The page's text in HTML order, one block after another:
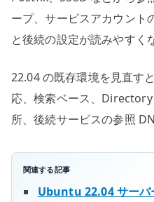
ープ、サービスアカウント
と後続の設定が読みやすく
22.04 の既存環境を見直す
応、検索ベース、
所、後続サービスの参照
関連する記事
Ubuntu 22.04 サーバ